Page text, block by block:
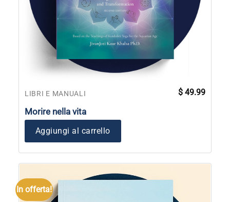
LIBRI E MANUALI
Morire nella vita
$ 49.99
Aggiungi al carrello
In offerta!